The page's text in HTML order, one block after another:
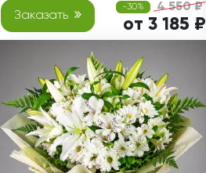
Заказать
-30% 4 550 ₽
от 3 185 ₽